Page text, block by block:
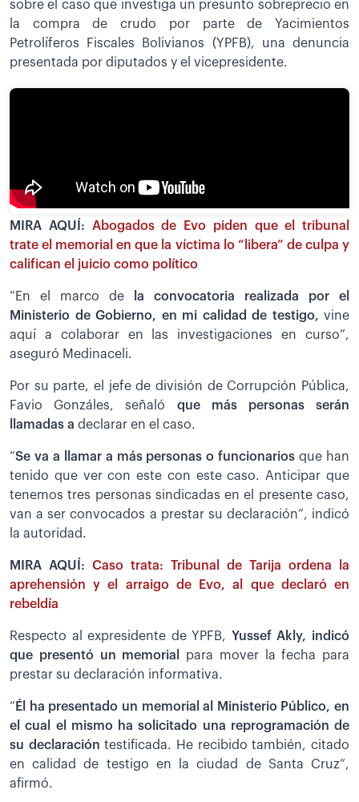
sobre el caso que investiga un presunto sobreprecio en
la compra de crudo por parte de Yacimientos
Petrolíferos Fiscales Bolivianos (YPFB), una denuncia
presentada por diputados y el vicepresidente.
MIRA AQUÍ: Abogados de Evo piden que el tribunal
trate el memorial en que la víctima lo “libera” de culpa y
califican el juicio como político
“En el marco de la convocatoria realizada por el
Ministerio de Gobierno, en mi calidad de testigo, vine
aquí a colaborar en las investigaciones en curso”,
aseguró Medinaceli.
Por su parte, el jefe de división de Corrupción Pública,
Favio Gonzáles, señaló que más personas serán
llamadas a declarar en el caso.
“Se va a llamar a más personas o funcionarios que han
tenido que ver con este con este caso. Anticipar que
tenemos tres personas sindicadas en el presente caso,
van a ser convocados a prestar su declaración”, indicó
la autoridad.
MIRA AQUÍ: Caso trata: Tribunal de Tarija ordena la
aprehensión y el arraigo de Evo, al que declaró en
rebeldía
Respecto al expresidente de YPFB, Yussef Akly, indicó
que presentó un memorial para mover la fecha para
prestar su declaración informativa.
“ Él ha presentado un memorial al Ministerio Público, en
el cual el mismo ha solicitado una reprogramación de
su declaración testificada. He recibido también, citado
en calidad de testigo en la ciudad de Santa Cruz”,
afirmó.